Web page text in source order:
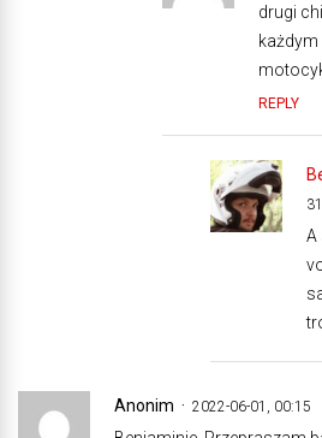
drugi
każdym
REPLY
A
Anonim 2022-06-01, 00:15